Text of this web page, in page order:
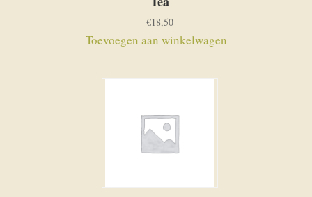
€18,50
Toevoegen aan winkelwagen